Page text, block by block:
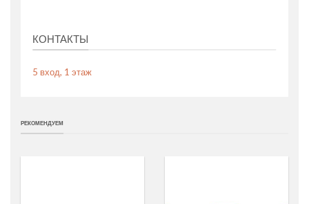
КОНТАКТЫ
5 вход, 1 этаж
РЕКОМЕНДУЕМ